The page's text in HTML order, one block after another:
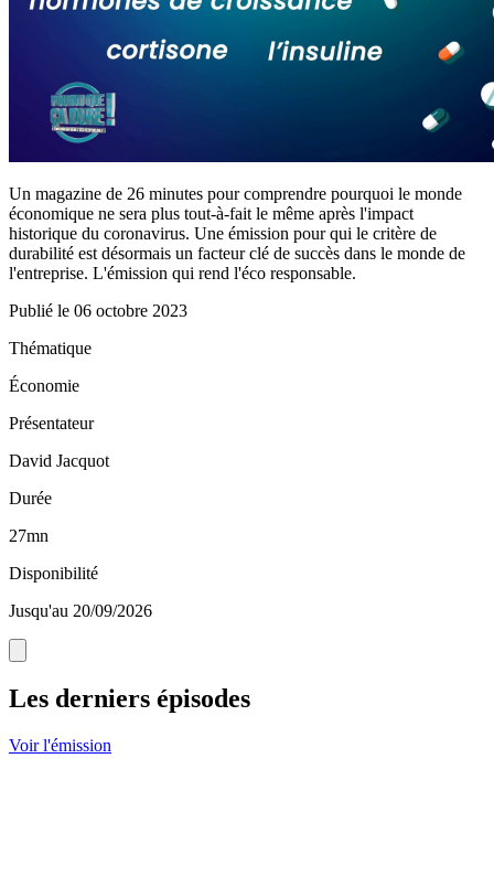
Un magazine de 26 minutes pour comprendre pourquoi le monde
économique ne sera plus tout-à-fait le même après l'impact
historique du coronavirus. Une émission pour qui le critère de
durabilité est désormais un facteur clé de succès dans le monde de
l'entreprise. L'émission qui rend l'éco responsable.
Publié le 06 octobre 2023
Thématique
Économie
Présentateur
David Jacquot
Durée
27mn
Disponibilité
Jusqu'au 20/09/2026
Les derniers épisodes
Voir l'émission